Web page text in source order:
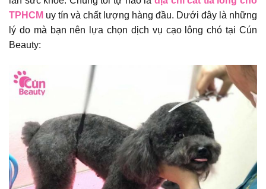
TPHCM uy tín và chất lượng hàng đầu. Dưới đây là những
lý do mà bạn nên lựa chọn dịch vụ cạo lông chó tại Cún
Beauty: